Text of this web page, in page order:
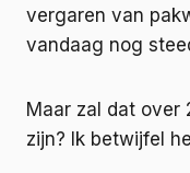
vergaren van
vandaag nog
Maar zal dat
zijn? Ik betwijfel